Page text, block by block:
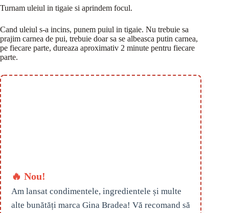
Turnam uleiul in tigaie si aprindem focul.
Cand uleiul s-a incins, punem puiul in tigaie. Nu trebuie sa
prajim carnea de pui, trebuie doar sa se albeasca putin carnea,
pe fiecare parte, dureaza aproximativ 2 minute pentru fiecare
parte.
🔥 Nou!
Am lansat condimentele, ingredientele și multe
alte bunătăți marca Gina Bradea! Vă recomand să